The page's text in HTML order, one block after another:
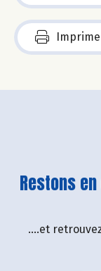
Restons
....et